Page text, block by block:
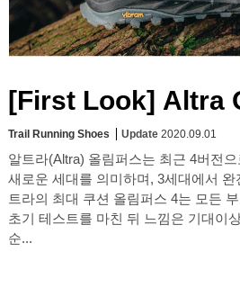
[First Look] Altra
Trail Running Shoes Update 2020.09.01
알트라(Altra) 올림퍼스는 최근 4버전
새로운 세대를 의미하며, 3세대에서
트라의 최대 쿠션 올림퍼스 4는 모든
초기 테스트를 마친 뒤 느낌은 기대이상이었습
순...